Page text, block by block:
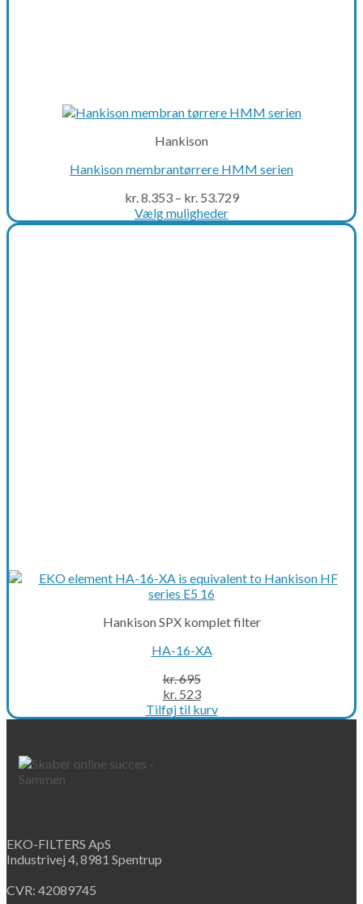
Hankison
Hankison membrantørrere HMM serien
kr.8.353– kr.53.729
Vælg muligheder
This
Hankison SPX komplet filter
HA-16-XA
kr.695
Original
price
was:
kr.523Current
price
is:
Tilføj til kurv
EKO-FILTERS ApS
Industrivej 4, 8981 Spentrup
CVR: 42089745